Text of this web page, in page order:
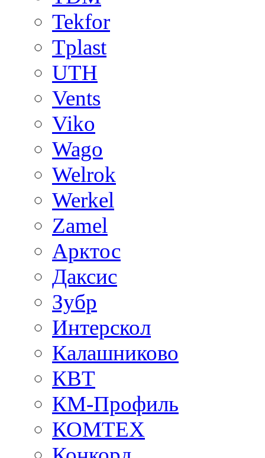
Tekfor
Tplast
UTH
Vents
Viko
Wago
Welrok
Werkel
Zamel
Арктос
Даксис
Зубр
Интерскол
Калашниково
КВТ
КМ-Профиль
КОМТЕХ